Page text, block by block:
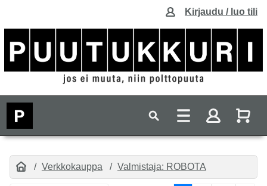
Kirjaudu / luo tili
Verkkokauppa Valmistaja: ROBOTA